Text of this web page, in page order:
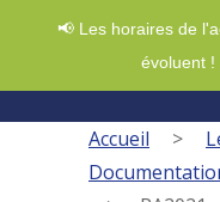
📢 Les horaires de
évoluent !
Accueil >